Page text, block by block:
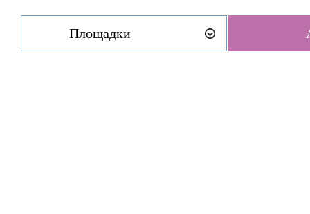
Площадки